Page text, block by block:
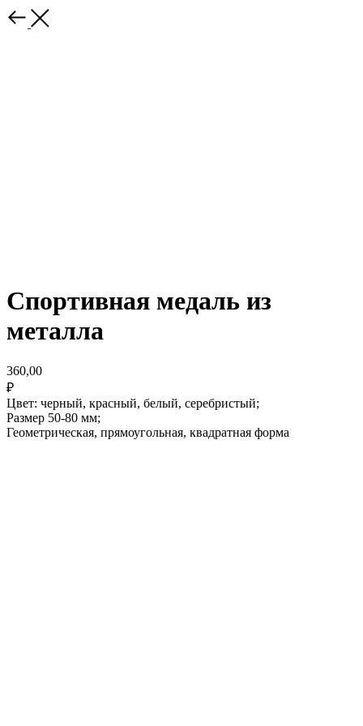
Спортивная медаль из
металла
360,00
₽
Цвет: черный, красный, белый, серебристый;
Размер 50-80 мм;
Геометрическая, прямоугольная, квадратная форма